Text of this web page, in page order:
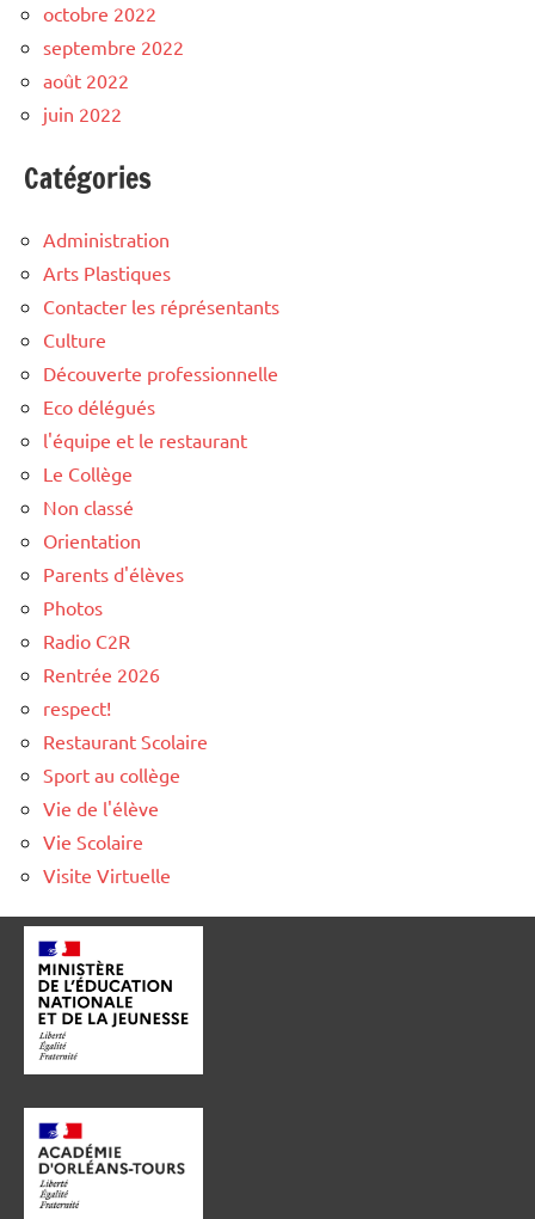
octobre 2022
septembre 2022
août 2022
juin 2022
Catégories
Administration
Arts Plastiques
Contacter les réprésentants
Culture
Découverte professionnelle
Eco délégués
l'équipe et le restaurant
Le Collège
Non classé
Orientation
Parents d'élèves
Photos
Radio C2R
Rentrée 2026
respect!
Restaurant Scolaire
Sport au collège
Vie de l'élève
Vie Scolaire
Visite Virtuelle